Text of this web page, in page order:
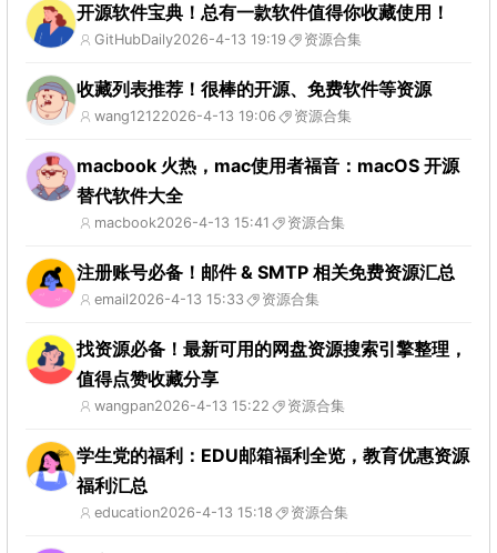
开源软件宝典！总有一款软件值得你收藏使用！
GitHubDaily2026-4-13 19:19 资源合集
收藏列表推荐！很棒的开源、免费软件等资源
wang12122026-4-13 19:06 资源合集
macbook 火热，mac使用者福音：macOS 开源
替代软件大全
macbook2026-4-13 15:41 资源合集
注册账号必备！邮件 & SMTP 相关免费资源汇总
email2026-4-13 15:33 资源合集
找资源必备！最新可用的网盘资源搜索引擎整理，
值得点赞收藏分享
wangpan2026-4-13 15:22 资源合集
学生党的福利：EDU邮箱福利全览，教育优惠资源
福利汇总
education2026-4-13 15:18 资源合集